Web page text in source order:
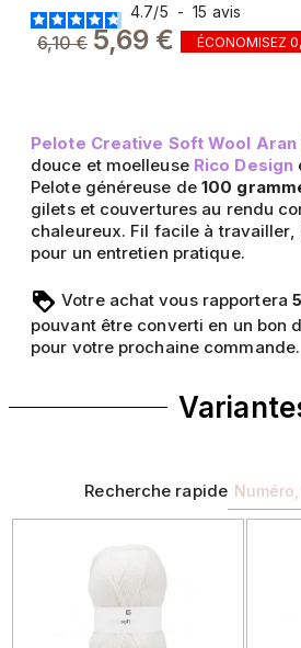
4.7/5 - 15 avis
6,10 € 5,69 € ÉCONOMISEZ
Pelote Creative Soft Wool Aran
douce et moelleuse Rico Design
Pelote généreuse de100
gilets et couvertures au rendu
chaleureux. Fil facile à travailler,
pour un entretien pratique.
Votre achat vous rapportera 5
pouvant être converti en un bon
pour votre prochaine commande.
Recherche rapide